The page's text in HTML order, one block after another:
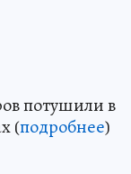
потушили в
(подробнее)